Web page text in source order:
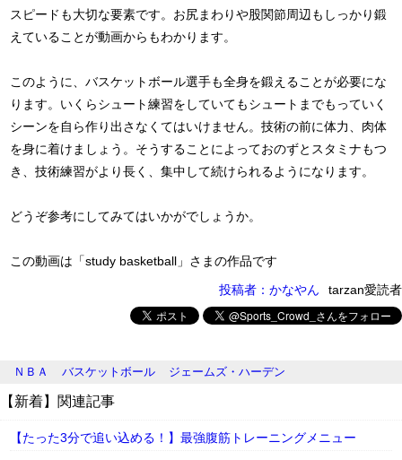
スピードも大切な要素です。お尻まわりや股関節周辺もしっかり鍛
えていることが動画からもわかります。
このように、バスケットボール選手も全身を鍛えることが必要にな
ります。いくらシュート練習をしていてもシュートまでもっていく
シーンを自ら作り出さなくてはいけません。技術の前に体力、肉体
を身に着けましょう。そうすることによっておのずとスタミナもつ
き、技術練習がより長く、集中して続けられるようになります。
どうぞ参考にしてみてはいかがでしょうか。
この動画は「study basketball」さまの作品です
投稿者：かなやん
tarzan愛読者
ＮＢＡ バスケットボール ジェームズ・ハーデン
【新着】関連記事
【たった3分で追い込める！】最強腹筋トレーニングメニュー